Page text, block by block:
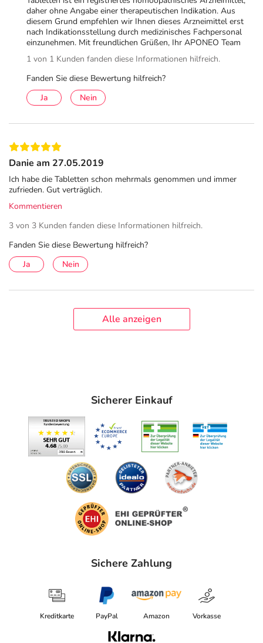
daher ohne Angabe einer therapeutischen Indikation. Aus
diesem Grund empfehlen wir Ihnen dieses Arzneimittel erst
nach Indikationsstellung durch medizinisches Fachpersonal
einzunehmen. Mit freundlichen Grüßen, Ihr APONEO Team
1 von 1 Kunden fanden diese Informationen hilfreich.
Fanden Sie diese Bewertung hilfreich?
Ja
Nein
Danie am 27.05.2019
Ich habe die Tabletten schon mehrmals genommen und immer
zufrieden. Gut verträglich.
Kommentieren
3 von 3 Kunden fanden diese Informationen hilfreich.
Fanden Sie diese Bewertung hilfreich?
Ja
Nein
Alle anzeigen
Sicherer Einkauf
Sichere Zahlung
Kreditkarte PayPal Amazon Vorkasse